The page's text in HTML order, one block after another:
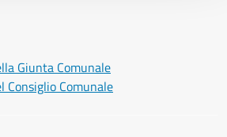
Giunta Comunale
Consiglio Comunale